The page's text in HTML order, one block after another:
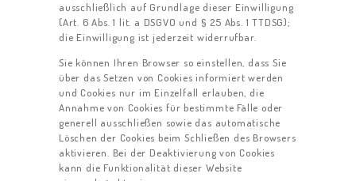
ausschließlich auf Grundlage dieser Einwilligung
(Art. 6 Abs. 1 lit. a DSGVO und § 25 Abs. 1 TTDSG);
die Einwilligung ist jederzeit widerrufbar.
Sie können Ihren Browser so einstellen, dass Sie
über das Setzen von Cookies informiert werden
und Cookies nur im Einzelfall erlauben, die
Annahme von Cookies für bestimmte Fälle oder
generell ausschließen sowie das automatische
Löschen der Cookies beim Schließen des Browsers
aktivieren. Bei der Deaktivierung von Cookies
kann die Funktionalität dieser Website